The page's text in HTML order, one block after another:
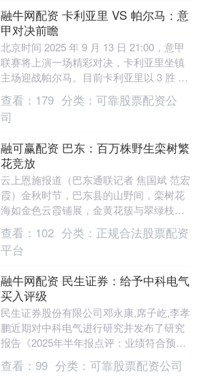
融牛网配资 卡利亚里 VS 帕尔马：意
甲对决前瞻
北京时间 2025 年 9 月 13 日 21:00，意甲
联赛将上演一场精彩对决，卡利亚里坐镇
主场迎战帕尔马。目前卡利亚里以 3 胜 4
平 4 负积 13 分....
查看： 179 分类： 可靠股票配资公
司
融可赢配资 巴东：百万株野生栾树繁
花竞放
云上恩施报道（巴东通联记者 焦国斌 范宏
霞）金秋时节，巴东县的山野间，栾树花
海如金色云霞铺展，金黄花簇与翠绿枝叶
交织，点缀着错落的民居与连绵青山，绘
就出一幅生态....
查看： 102 分类： 正规合法股票配资
平台
融牛网配资 民生证券：给予中科电气
买入评级
民生证券股份有限公司邓永康,席子屹,李孝
鹏近期对中科电气进行研究并发布了研究
报告《2025年半年报点评：业绩符合预
期，产能布局加速海外拓展》，给予中科
电气买入评....
查看： 99 分类： 可靠股票配资公司